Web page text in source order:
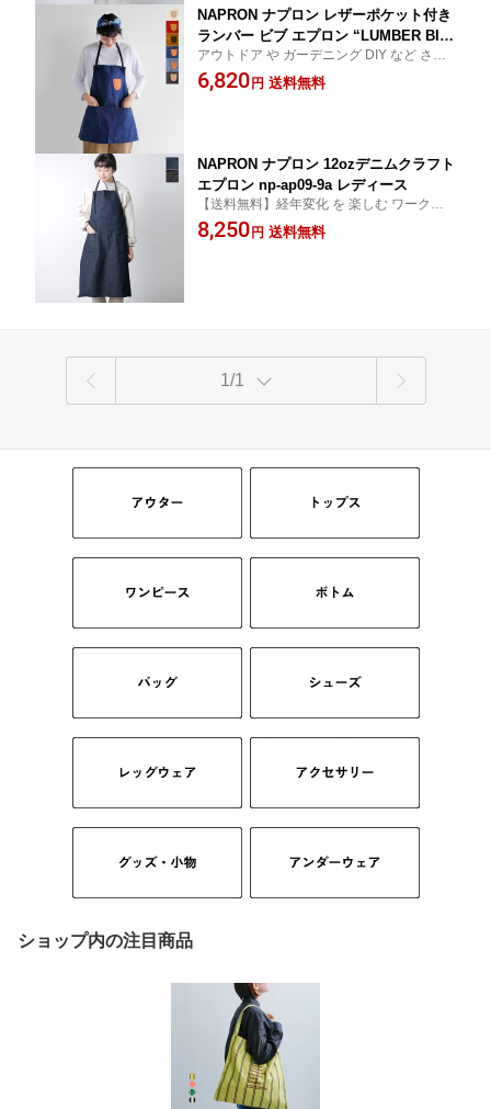
NAPRON ナプロン レザーポケット付き
ランバー ビブ エプロン “LUMBER BIB
APRON” np-ap01-21a レディース
アウトドア や ガーデニング DIY など さま
ざま な シーン で 活躍 する レザーポケット
付き ランバー ビブ エプロン【送料無料】
6,820 円 送料無料
NAPRON ナプロン 12ozデニムクラフト
エプロン np-ap09-9a レディース
【送料無料】経年変化 を 楽しむ ワークテ
イスト な 岡山 の デニム を 使用した エプ
ロン
8,250 円 送料無料
1/1
ショップ内の注目商品